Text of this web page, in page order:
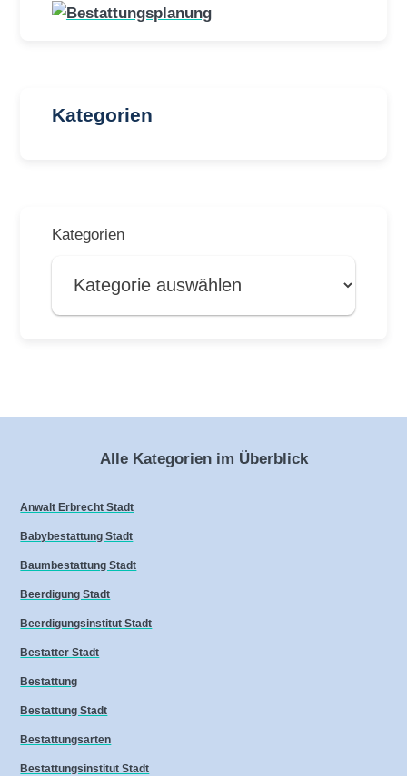
Kategorien
Kategorien
Alle Kategorien im Überblick
Anwalt Erbrecht Stadt
Babybestattung Stadt
Baumbestattung Stadt
Beerdigung Stadt
Beerdigungsinstitut Stadt
Bestatter Stadt
Bestattung
Bestattung Stadt
Bestattungsarten
Bestattungsinstitut Stadt